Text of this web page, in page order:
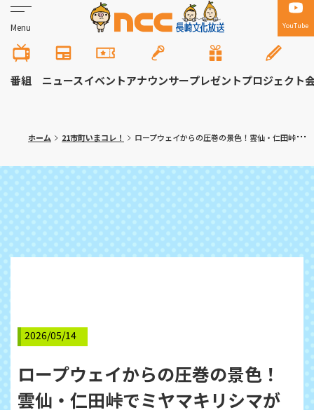
Menu YouTube
番組 ニュースイベントアナウンサープレゼントプロジェクト
ホーム 21市町いまコレ！ ロープウェイからの圧巻の景色！雲仙・仁田峠でミヤマキリシマが見頃
2026/05/14
ロープウェイからの圧巻の景色！
雲仙・仁田峠でミヤマキリシマが